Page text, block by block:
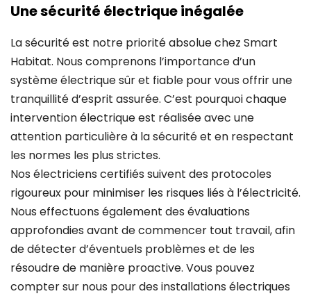
Une sécurité électrique inégalée
La sécurité est notre priorité absolue chez Smart
Habitat. Nous comprenons l’importance d’un
système électrique sûr et fiable pour vous offrir une
tranquillité d’esprit assurée. C’est pourquoi chaque
intervention électrique est réalisée avec une
attention particulière à la sécurité et en respectant
les normes les plus strictes.
Nos électriciens certifiés suivent des protocoles
rigoureux pour minimiser les risques liés à l’électricité.
Nous effectuons également des évaluations
approfondies avant de commencer tout travail, afin
de détecter d’éventuels problèmes et de les
résoudre de manière proactive. Vous pouvez
compter sur nous pour des installations électriques